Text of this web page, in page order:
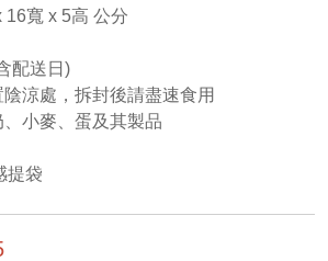
寬 x 5高 公分
配送日)
涼處，拆封後請盡速食用
小麥、蛋及其製品
提袋